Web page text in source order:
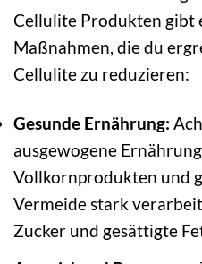
Cellulite Produkten gibt
Maßnahmen, die du
Cellulite zu reduzieren:
Gesunde Ernährung:
ausgewogene
Vollkornprodukten und
Vermeide stark
Zucker und gesättigte